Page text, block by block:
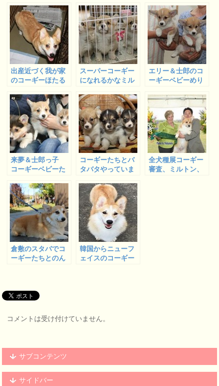
出産近づく我が家
のコーギーほたる
んフォト
スーパーコーギー
になれるかなミル
ち
エリー＆士郎のコ
ーギーベビーめり
巣立ちました
来夢＆士郎っ子
コーギーベビーた
コーギーたちとバ
タバタやっていま
全犬種展コーギー
審査、ミルトン、
倉敷のスタバでコ
ーギーたちとのん
韓国からニューフ
ェイスのコーギー
コメントは受け付けていません。
サブコンテンツ
サイドバー